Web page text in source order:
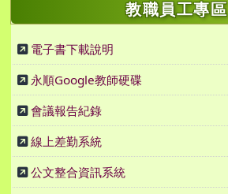
教職員工專區
電子書下載說明
永順Google教師硬碟
會議報告紀錄
線上差勤系統
公文整合資訊系統